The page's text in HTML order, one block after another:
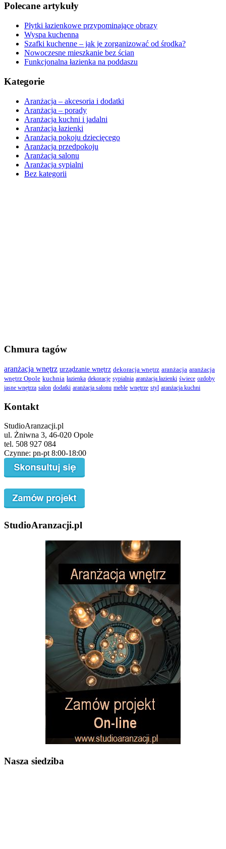
Polecane artykuły
Płytki łazienkowe przypominające obrazy
Wyspa kuchenna
Szafki kuchenne – jak je zorganizować od środka?
Nowoczesne mieszkanie bez ścian
Funkcjonalna łazienka na poddaszu
Kategorie
Aranżacja – akcesoria i dodatki
Aranżacja – porady
Aranżacja kuchni i jadalni
Aranżacja łazienki
Aranżacja pokoju dziecięcego
Aranżacja przedpokoju
Aranżacja salonu
Aranżacja sypialni
Bez kategorii
Chmura tagów
aranżacja wnętrz urządzanie wnętrz dekoracja wnętrz aranżacja aranżacja
wnętrz Opole kuchnia łazienka dekoracje sypialnia aranżacja łazienki świece ozdoby
jasne wnętrza salon dodatki aranżacja salonu meble wnętrze styl aranżacja kuchni
Kontakt
StudioAranzacji.pl
ul. Żniwna 3, 46-020 Opole
tel. 508 927 084
Czynne: pn-pt 8:00-18:00
StudioAranzacji.pl
Nasza siedziba